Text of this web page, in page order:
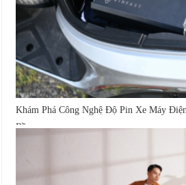
Khám Phá Công Nghệ Độ Pin Xe Máy
Bền...